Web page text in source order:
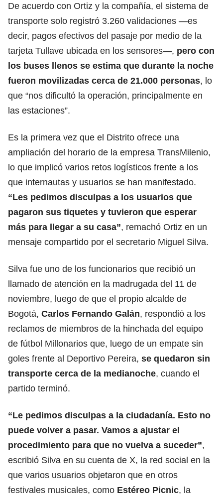
De acuerdo con Ortiz y la compañía, el sistema de
transporte solo registró 3.260 validaciones —es
decir, pagos efectivos del pasaje por medio de la
tarjeta Tullave ubicada en los sensores—, pero con
los buses llenos se estima que durante la noche
fueron movilizadas cerca de 21.000 personas, lo
que “nos dificultó la operación, principalmente en
las estaciones”.
Es la primera vez que el Distrito ofrece una
ampliación del horario de la empresa TransMilenio,
lo que implicó varios retos logísticos frente a los
que internautas y usuarios se han manifestado.
“Les pedimos disculpas a los usuarios que
pagaron sus tiquetes y tuvieron que esperar
más para llegar a su casa”, remachó Ortiz en un
mensaje compartido por el secretario Miguel Silva.
Silva fue uno de los funcionarios que recibió un
llamado de atención en la madrugada del 11 de
noviembre, luego de que el propio alcalde de
Bogotá, Carlos Fernando Galán, respondió a los
reclamos de miembros de la hinchada del equipo
de fútbol Millonarios que, luego de un empate sin
goles frente al Deportivo Pereira, se quedaron sin
transporte cerca de la medianoche, cuando el
partido terminó.
“Le pedimos disculpas a la ciudadanía. Esto no
puede volver a pasar. Vamos a ajustar el
procedimiento para que no vuelva a suceder”,
escribió Silva en su cuenta de X, la red social en la
que varios usuarios objetaron que en otros
festivales musicales, como Estéreo Picnic, la